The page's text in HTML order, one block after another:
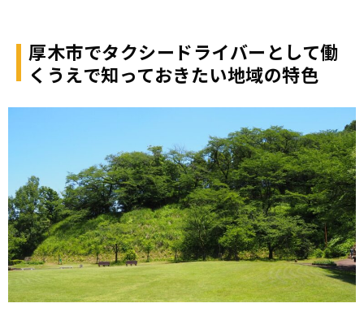
厚木市でタクシードライバーとして働
くうえで知っておきたい地域の特色